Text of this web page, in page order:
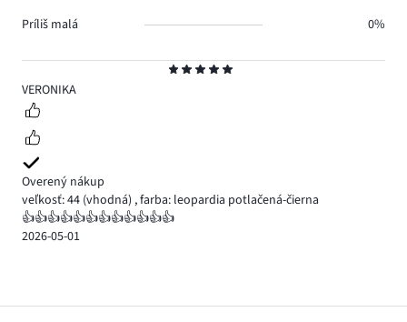
5
VERONIKA
Overený nákup
veľkosť: 44 (vhodná) ,farba: leopardia potlačená-čierna
👍👍👍👍👍👍👍👍👍👍👍👍
2026-05-01
Príliš malá
0%